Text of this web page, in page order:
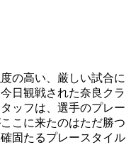
の高い、厳しい試合に
日観戦された奈良クラ
ッフは、選手のプレー
こに来たのはただ勝つ
固たるプレースタイル